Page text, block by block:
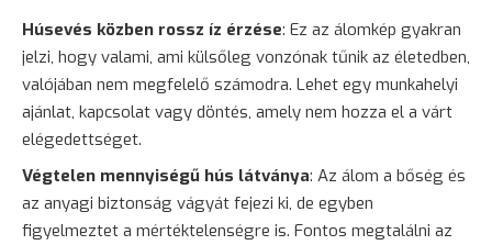
Húsevés közben rossz íz érzése: Ez az álomkép gyakran
jelzi, hogy valami, ami külsőleg vonzónak tűnik az életedben,
valójában nem megfelelő számodra. Lehet egy munkahelyi
ajánlat, kapcsolat vagy döntés, amely nem hozza el a várt
elégedettséget.
Végtelen mennyiségű hús látványa: Az álom a bőség és
az anyagi biztonság vágyát fejezi ki, de egyben
figyelmeztet a mértéktelenségre is. Fontos megtalálni az